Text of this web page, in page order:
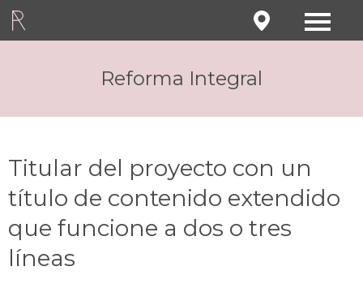
Reforma Integral
Titular del proyecto con un
título de contenido extendido
que funcione a dos o tres
líneas